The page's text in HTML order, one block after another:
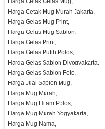
Harga Cetak Gelas Mug,
Harga Cetak Mug Murah Jakarta,
Harga Gelas Mug Print,
Harga Gelas Mug Sablon,
Harga Gelas Print,
Harga Gelas Putih Polos,
Harga Gelas Sablon Diyogyakarta,
Harga Gelas Sablon Foto,
Harga Jual Sablon Mug,
Harga Mug Murah,
Harga Mug Hitam Polos,
Harga Mug Murah Yogyakarta,
Harga Mug Nama,